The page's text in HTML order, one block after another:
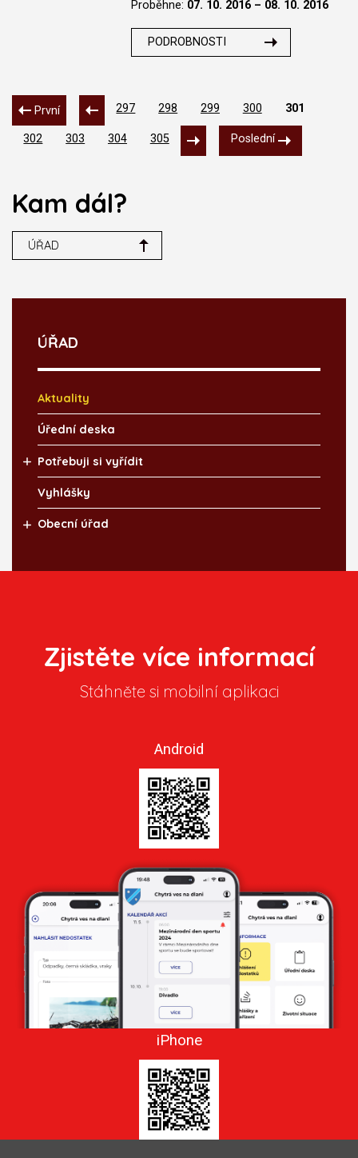
Proběhne: 07. 10. 2016 – 08. 10. 2016
PODROBNOSTI
První 297 298 299 300 301
302 303 304 305 Poslední
Kam dál?
ÚŘAD
ÚŘAD
Aktuality
Úřední deska
Potřebuji si vyřídit
Vyhlášky
Obecní úřad
Zjistěte více informací
Stáhněte si mobilní aplikaci
Android
iPhone